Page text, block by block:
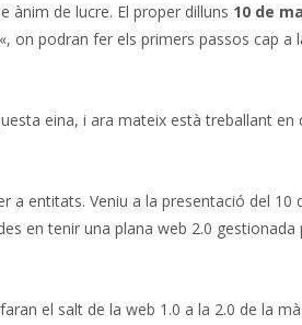
ànim de lucre. El proper dilluns 10 de
«, on podran fer els primers passos cap a
eina, i ara mateix està treballant en
a entitats. Veniu a la presentació del
en tenir una plana web 2.0 gestionada
el salt de la web 1.0 a la 2.0 de la